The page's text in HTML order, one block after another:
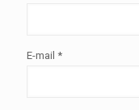
E-mail *